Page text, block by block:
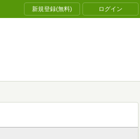
新規登録(無料) ログイン